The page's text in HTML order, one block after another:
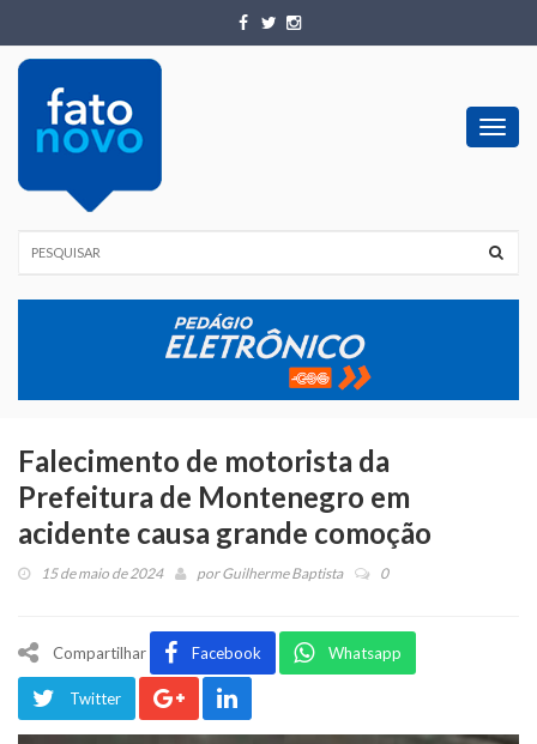
Falecimento de motorista da
Prefeitura de Montenegro em
acidente causa grande comoção
15 de maio de 2024 porGuilherme Baptista 0
Compartilhar Facebook Whatsapp
Twitter